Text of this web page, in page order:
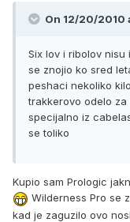
On 12/20/2010
Six lov i ribolov nisu
se znojio ko sred
peshaci nekoliko
trakkerovo odelo
specijalno iz
se toliko
Kupio sam Prologic
Wilderness Pro se
kad je zaguzilo ovo